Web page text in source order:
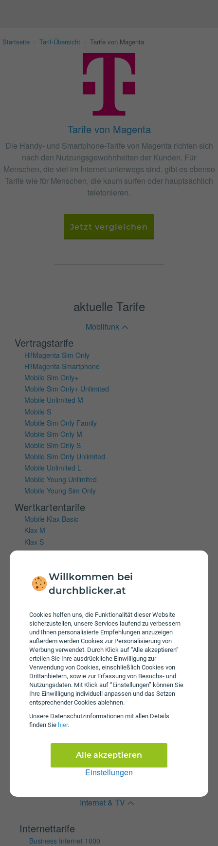
Willkommen bei
durchblicker.at
Cookies helfen uns, die Funktionalität dieser Website
sicherzustellen, unsere Services laufend zu verbessern
und Ihnen personalisierte Empfehlungen anzuzeigen
außerdem werden Cookies zur Personalisierung von
Werbung verwendet. Durch Klick auf “Alle akzeptieren”
erteilen Sie Ihre ausdrückliche Einwilligung zur
Verwendung von Cookies, einschließlich Cookies von
Drittanbietern, sowie zur Erfassung von Besuchs- und
Nutzungsdaten. Mit Klick auf “Einstellungen” können Sie
Ihre Einwilligung individuell anpassen und das Setzen
entsprechender Cookies ablehnen.
Unsere Daten­schutz­informationen mit allen Details
finden Sie hier.
Einstellungen
Alle akzeptieren
Startseite Tarif-Übersicht Tarife von Magenta
Tarife von Magenta
Die Handy- und Smartphone-Tarife von Magenta richten sich
nach den Nutzungsgewohnheiten der Kunden. Für
Menschen, die viel im Internet unterwegs sind, gibt es ebenso
Tarife wie für Menschen, die kaum surfen oder hauptsächlich
telefonieren.
Jetzt vergleichen
aktuelle Tarife
Mobilfunk
Vertragstarife
Hi!Magenta Sim Only
Hi!Magenta Smartphone
Mobile Sim Only+
Mobile Sim Only+ Unlimited
Mobile Unlimited M
Mobile S
Mobile Sim Only Family
Mobile Sim Only M
Mobile Sim Only S
Mobile Sim Only Unlimited
Mobile Unlimited L
Mobile Young Unlimited
Mobile Young Sim Only
Wertkartentarife
Mobile Klax Basic
Klax M
Klax S
Klax Unlimited Aktion
Mobiles Internet
Vertragstarife
Internet 5G M
Internet 5G S
Internet 5G S
Internet 5G XS
Internet 5G Young XS plus
Tablet Internet S SIM Only
Wertkartentarife
Internet Klax S Box
Internet Klax M Box
Internet KLAX 5G L
Internet Klax S
Mobile Internet Klax Basic
Mobile Internet Klax M
Internet & TV
Internettarife
Business Internet 1000